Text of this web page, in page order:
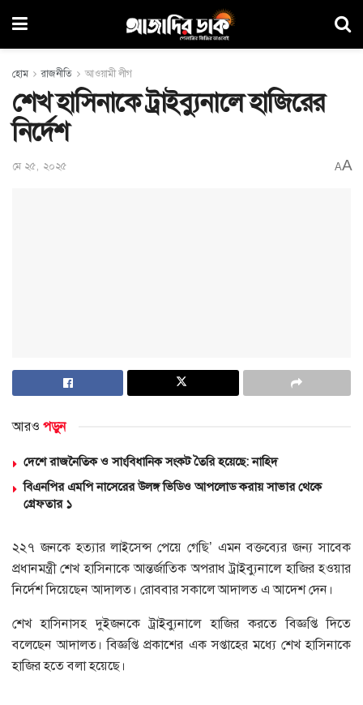
হোম রাজনীতি আওয়ামী লীগ
শেখ হাসিনাকে ট্রাইব্যুনালে হাজিরের
নির্দেশ
মে ২৫, ২০২৫ AA
আরও পড়ুন
দেশে রাজনৈতিক ও সাংবিধানিক সংকট তৈরি হয়েছে: নাহিদ
বিএনপির এমপি নাসেরের উলঙ্গ ভিডিও আপলোড করায় সাভার থেকে
গ্রেফতার ১
২২৭ জনকে হত্যার লাইসেন্স পেয়ে গেছি’ এমন বক্তব্যের জন্য সাবেক
প্রধানমন্ত্রী শেখ হাসিনাকে আন্তর্জাতিক অপরাধ ট্রাইব্যুনালে হাজির হওয়ার
নির্দেশ দিয়েছেন আদালত। রোববার সকালে আদালত এ আদেশ দেন।
শেখ হাসিনাসহ দুইজনকে ট্রাইব্যুনালে হাজির করতে বিজ্ঞপ্তি দিতে
বলেছেন আদালত। বিজ্ঞপ্তি প্রকাশের এক সপ্তাহের মধ্যে শেখ হাসিনাকে
হাজির হতে বলা হয়েছে।